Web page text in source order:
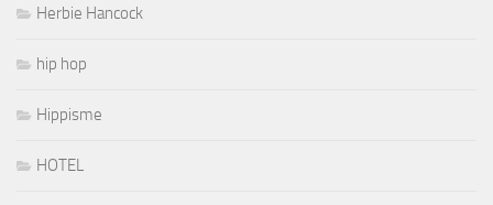
Herbie Hancock
hip hop
Hippisme
HOTEL